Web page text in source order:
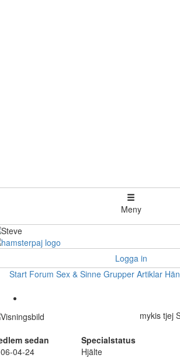
Meny
Logga in
Start Forum Sex & Sinne Grupper Artiklar
mykis tjej
sedan
Specialstatus
04-24
Hjälte